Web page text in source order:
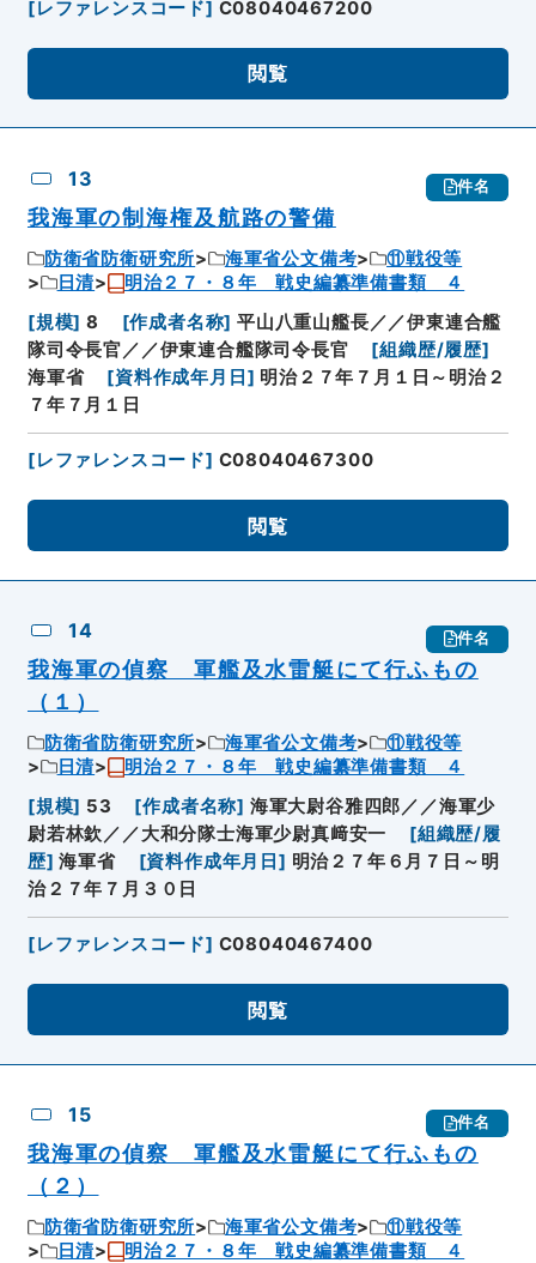
[レファレンスコード] C08040467200
閲覧
13 件名
我海軍の制海権及航路の警備
防衛省防衛研究所 海軍省公文備考
⑪戦役等
日清
明治２７・８年 戦史編纂準備書類 ４
[規模] 8 [作成者名称] 平山八重山艦長／／伊東連合艦
隊司令長官／／伊東連合艦隊司令長官
[組織歴/履歴]
海軍省
[資料作成年月日 ] 明治２７年７月１日～明治２
７年７月１日
[レファレンスコード] C08040467300
閲覧
14 件名
我海軍の偵察 軍艦及水雷艇にて行ふもの
（１）
防衛省防衛研究所 海軍省公文備考
⑪戦役等
日清
明治２７・８年 戦史編纂準備書類 ４
[規模] 53 [作成者名称] 海軍大尉谷雅四郎／／海軍少
尉若林欽／／大和分隊士海軍少尉真﨑安一
[組織歴/履
歴] 海軍省 [資料作成年月日] 明治２７年６月７日～明
治２７年７月３０日
[レファレンスコード] C08040467400
閲覧
15 件名
我海軍の偵察 軍艦及水雷艇にて行ふもの
（２）
防衛省防衛研究所 海軍省公文備考
⑪戦役等
日清
明治２７・８年 戦史編纂準備書類 ４